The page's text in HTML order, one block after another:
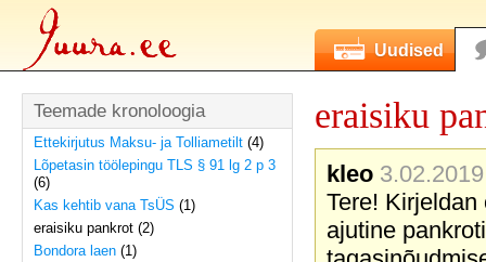
Uudised
Teemade kronoloogia
Ettekirjutus Maksu- ja Tolliametilt (4)
Lõpetasin töölepingu TLS § 91 lg 2 p 3
(6)
Kas kehtib vana TsÜS (1)
eraisiku pankrot (2)
Bondora laen (1)
eraisiku
kleo
Tere!
ajutine